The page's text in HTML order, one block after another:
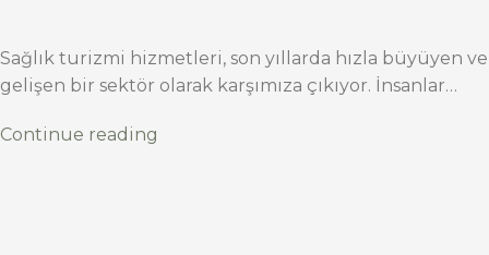
Sağlık turizmi hizmetleri, son yıllarda hızla büyüyen ve
gelişen bir sektör olarak karşımıza çıkıyor. İnsanlar…
Continue reading